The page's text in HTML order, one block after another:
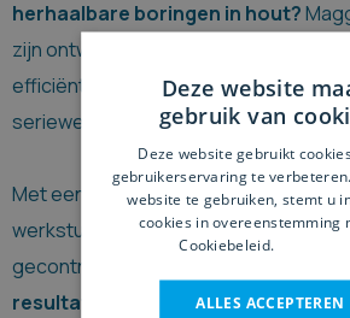
herhaalbare boringen in hout?
zijn ontwikkeld voor toepassingen
efficiëntie centraal staan, zoals
seriewerk.
Met een stationaire rijboring machine
werkstuk vast op de tafel, waarna de
gecontroleerd bewegen. Dat zorgt
resultaten
, ook bij grotere reeksen.
Deze website
gebruik van
Deze website gebruikt
gebruikerservaring te
website te gebruiken, stemt u
cookies in overeenstemming
Cookiebeleid.
ALLES ACCEPTEREN